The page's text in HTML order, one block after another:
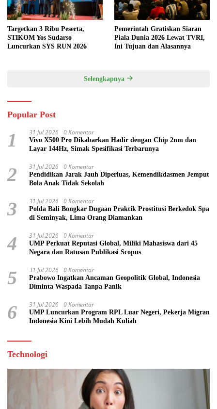
Targetkan 3 Ribu Peserta,
STIKOM Yos Sudarso
Luncurkan SYS RUN 2026
Pemerintah Gratiskan Siaran
Piala Dunia 2026 Lewat TVRI,
Ini Tujuan dan Alasannya
Selengkapnya
Popular Post
1 31 Jul 2026 0 Komentar
Vivo X500 Pro Dikabarkan Hadir dengan Chip 2nm dan
Layar 144Hz, Simak Spesifikasi Terbarunya
2 31 Jul 2026 0 Komentar
Pendidikan Jarak Jauh Diperluas, Kemendikdasmen Jemput
Bola Anak Tidak Sekolah
3 31 Jul 2026 0 Komentar
Polda Bali Bongkar Dugaan Praktik Prostitusi Berkedok Spa
di Seminyak, Lima Orang Diamankan
4 31 Jul 2026 0 Komentar
UMP Perkuat Reputasi Global, Miliki Mahasiswa dari 45
Negara dan Ratusan Publikasi Scopus
5 31 Jul 2026 0 Komentar
Prabowo Ingatkan Ancaman Geopolitik Global, Indonesia
Diminta Waspada Tanpa Panik
6 31 Jul 2026 0 Komentar
UMP Luncurkan Program RPL Luar Negeri, Pekerja Migran
Indonesia Kini Lebih Mudah Kuliah
Technologi